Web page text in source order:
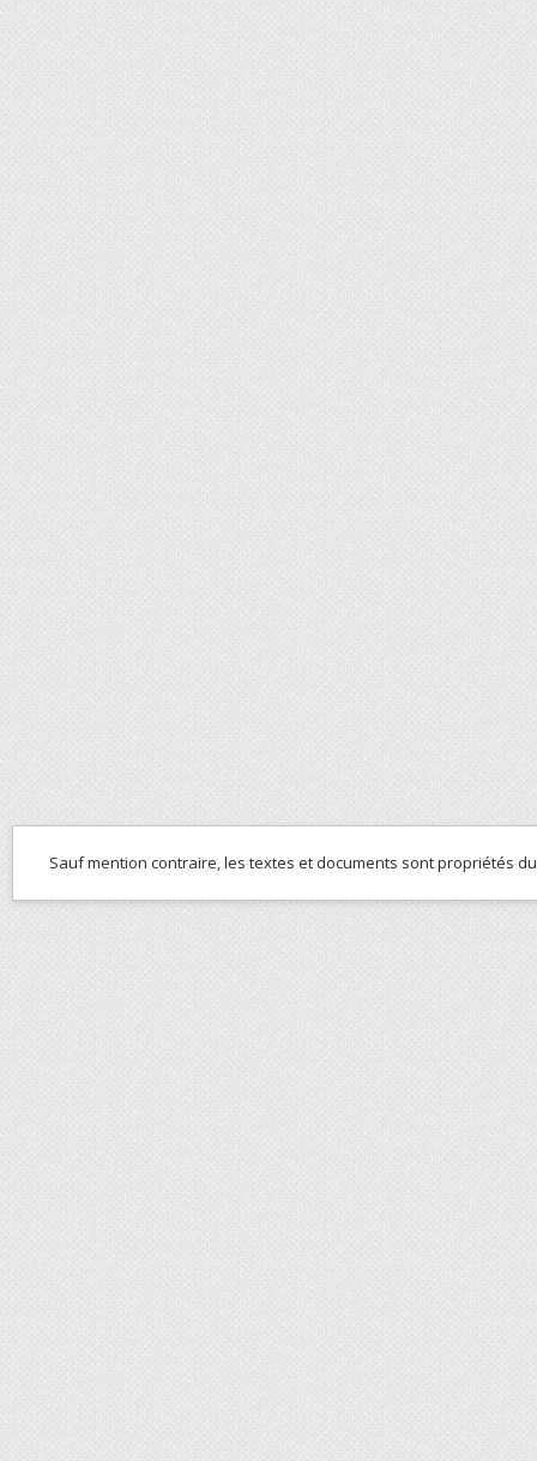
Sauf mention contraire, les textes et documents sont propriétés